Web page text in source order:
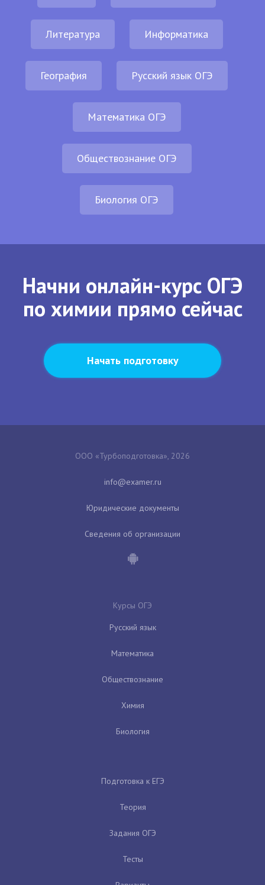
Литература Информатика
География Русский язык ОГЭ
Математика ОГЭ
Обществознание ОГЭ
Биология ОГЭ
Начни онлайн-курс ОГЭ
по химии прямо сейчас
Начать подготовку
ООО «Турбоподготовка», 2026
Юридические документы
Сведения об организации
Курсы ОГЭ
Русский язык
Математика
Обществознание
Химия
Биология
Подготовка к ЕГЭ
Теория
Задания ОГЭ
Тесты